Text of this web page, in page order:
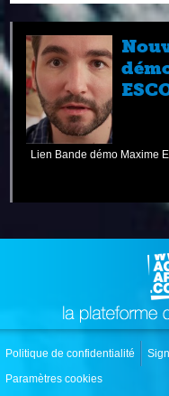
Lien Bande démo Maxime
Politique de confidentialité
Paramètres cookies